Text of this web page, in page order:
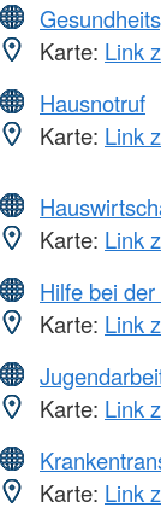
Karte: Link
Hausnotruf
Karte: Link
Karte: Link
Hilfe bei
Karte: Link
Karte: Link
Karte: Link